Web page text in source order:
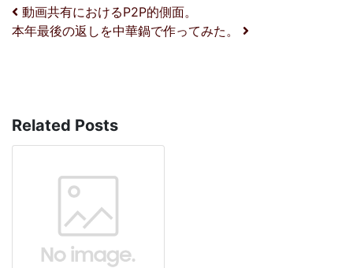
投稿ナビゲーション
動画共有におけるP2P的側面。
本年最後の返しを中華鍋で作ってみた。
Related Posts